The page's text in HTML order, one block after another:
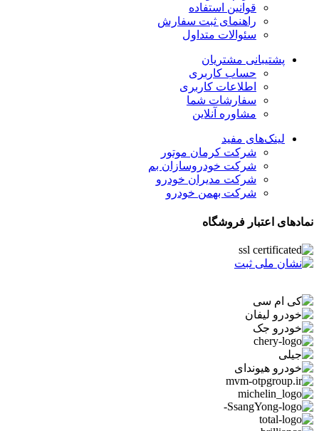
قوانین استفاده
راهنمای ثبت سفارش
سئوالات متداول
پشتیبانی مشتریان
حساب کاربری
اطلاعات کاربری
سفارشات شما
مشاوره آنلاین
لینک‌های مفید
شرکت کرمان موتور
شرکت خودروسازان بم
شرکت مدیران خودرو
شرکت بهمن خودرو
نمادهای اعتبار فروشگاه